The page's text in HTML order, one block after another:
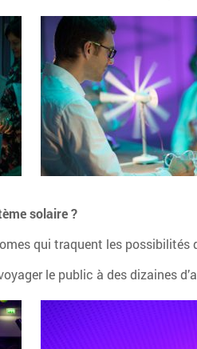
solaire ?
qui traquent les possibilités
le public à des dizaines